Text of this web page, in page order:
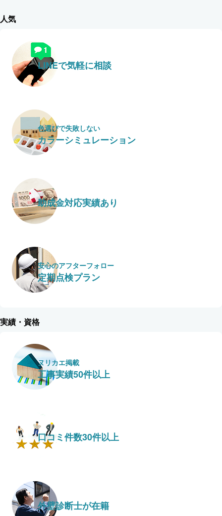
人気
LINEで気軽に相談
色選びで失敗しない
カラーシミュレーション
助成金対応実績あり
安心のアフターフォロー
定期点検プラン
実績・資格
ヌリカエ掲載
工事実績50件以上
口コミ件数30件以上
外壁診断士が在籍